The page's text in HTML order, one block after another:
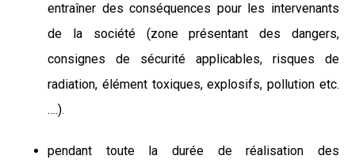
entraîner des conséquences pour les intervenants
de la société (zone présentant des dangers,
consignes de sécurité applicables, risques de
radiation, élément toxiques, explosifs, pollution etc.
….).
pendant toute la durée de réalisation des